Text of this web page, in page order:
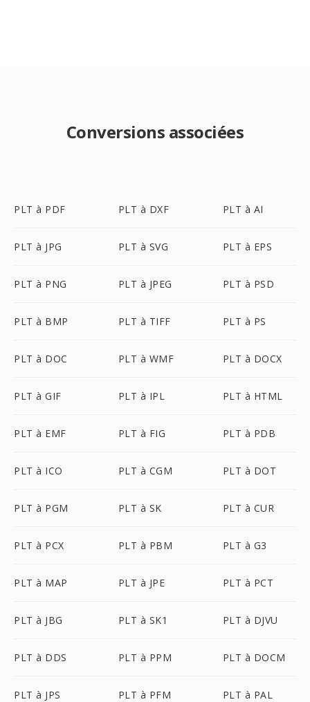
Conversions associées
PLT à PDF PLT à DXF PLT à AI
PLT à JPG PLT à SVG PLT à EPS
PLT à PNG PLT à JPEG PLT à PSD
PLT à BMP PLT à TIFF PLT à PS
PLT à DOC PLT à WMF PLT à DOCX
PLT à GIF PLT à IPL PLT à HTML
PLT à EMF PLT à FIG PLT à PDB
PLT à ICO PLT à CGM PLT à DOT
PLT à PGM PLT à SK PLT à CUR
PLT à PCX PLT à PBM PLT à G3
PLT à MAP PLT à JPE PLT à PCT
PLT à JBG PLT à SK1 PLT à DJVU
PLT à DDS PLT à PPM PLT à DOCM
PLT à JPS PLT à PFM PLT à PAL